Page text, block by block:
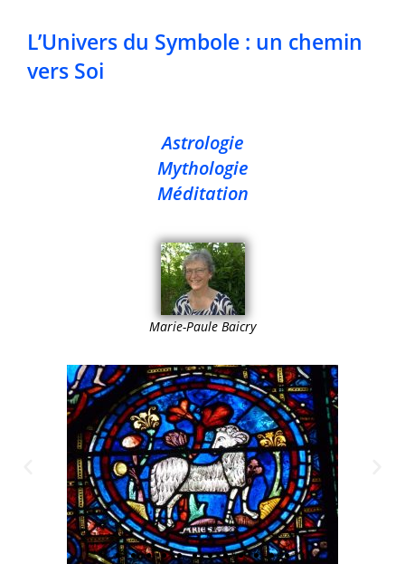
L’Univers du Symbole : un chemin
vers Soi
Astrologie
Mythologie
Méditation
Marie-Paule Baicry